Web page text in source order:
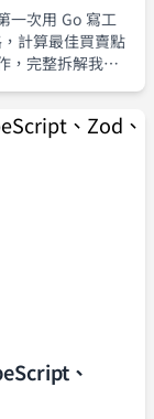
一次用 Go 寫工
計算最佳買賣點
，完整拆解我如
、